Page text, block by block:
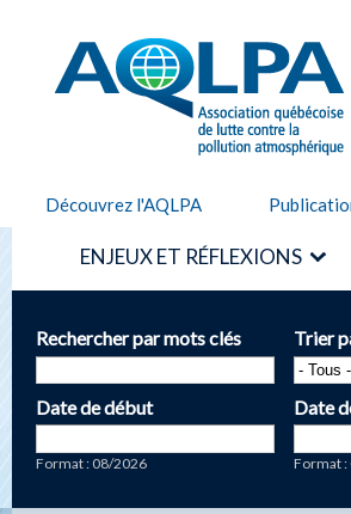
AQLPA
Découvrez l'AQLPA
ENJEUX ET RÉFLEXIONS
Rechercher par mots clés Trier
Date de début
Format : 08/2026
Date
Format